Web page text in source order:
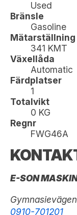
Used
Bränsle
Gasoline
Mätarställning
341 KMT
Växellåda
Automatic
Färdplatser
1
Totalvikt
0 KG
Regnr
FWG46A
E-SON
0910-701201